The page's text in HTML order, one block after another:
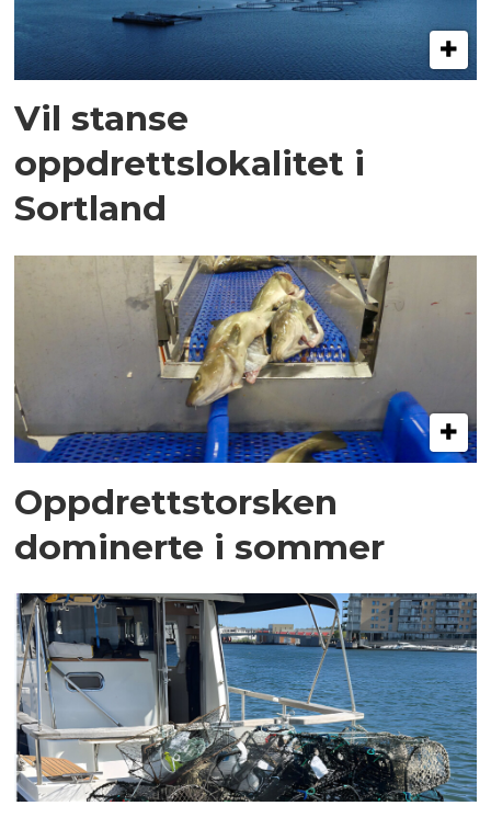
Vil stanse
oppdrettslokalitet i
Sortland
Oppdrettstorsken
dominerte i sommer